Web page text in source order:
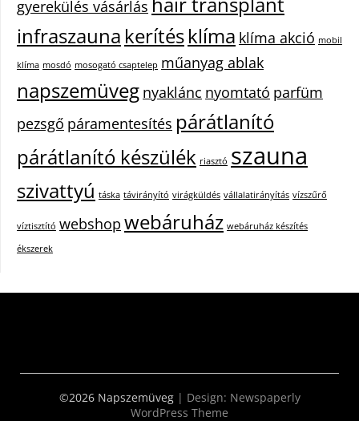
gyerekülés vásárlás
infraszauna kerítésklíma klíma akció mobil
klíma mosdó mosogató csaptelep műanyag ablak
napszemüveg nyaklánc nyomtató parfüm
pezsgő páramentesítés párátlanító
párátlanító készülék riasztó szauna
szivattyú táska távirányító virágküldés vállalatirányítás vízszűrő
víztisztító webshop webáruház webáruház készítés
ékszerek
©2026 Napszemüveg | Design: Newspaperly
WordPress Theme